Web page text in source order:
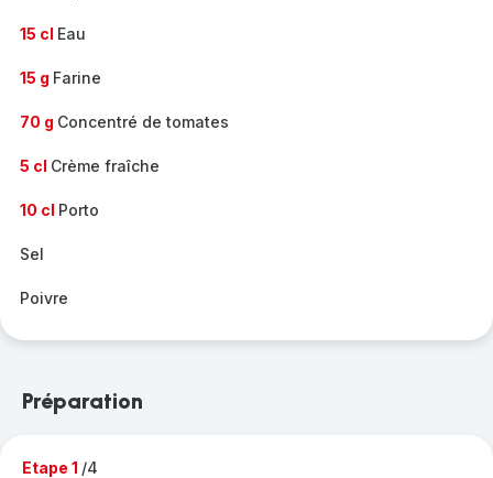
15 cl Eau
15 g Farine
70 g Concentré de tomates
5 cl Crème fraîche
10 cl Porto
Sel
Poivre
Préparation
Etape 1 /4